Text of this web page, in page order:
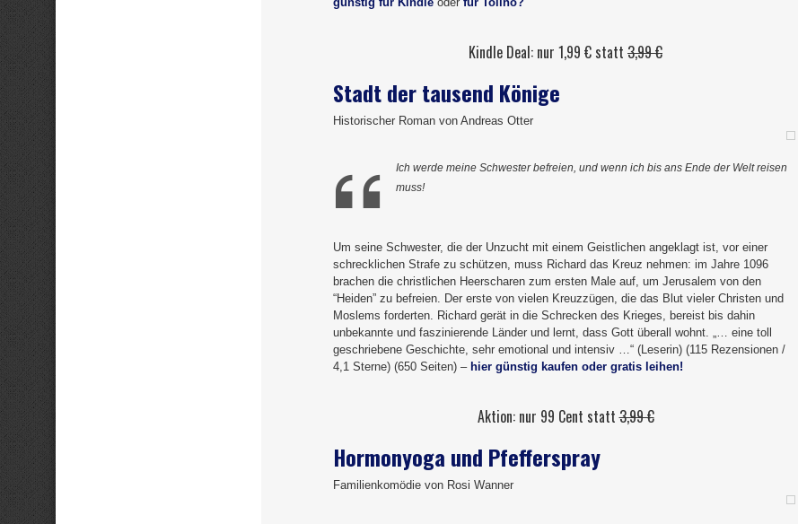
Kindle Deal: nur 1,99 € statt 3,99 €
Stadt der tausend Könige
Historischer Roman von Andreas Otter
Ich werde meine Schwester befreien, und wenn ich bis ans Ende der Welt reisen
muss!
Um seine Schwester, die der Unzucht mit einem Geistlichen angeklagt ist, vor einer
schrecklichen Strafe zu schützen, muss Richard das Kreuz nehmen: im Jahre 1096
brachen die christlichen Heerscharen zum ersten Male auf, um Jerusalem von den
“Heiden” zu befreien. Der erste von vielen Kreuzzügen, die das Blut vieler Christen und
Moslems forderten. Richard gerät in die Schrecken des Krieges, bereist bis dahin
unbekannte und faszinierende Länder und lernt, dass Gott überall wohnt. „… eine toll
geschriebene Geschichte, sehr emotional und intensiv …“ (Leserin) (115 Rezensionen /
4,1 Sterne) (650 Seiten) – hier günstig kaufen oder gratis leihen!
Aktion: nur 99 Cent statt3,99 €
Hormonyoga und Pfefferspray
Familienkomödie von Rosi Wanner